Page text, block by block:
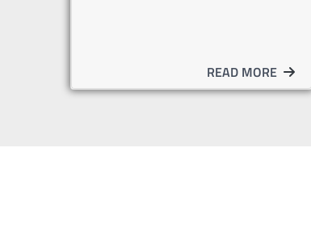
READ MORE